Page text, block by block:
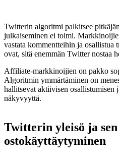
Twitterin algoritmi palkitsee
julkaiseminen ei toimi.
vastata kommentteihin ja
ovat, sitä enemmän Twitter nostaa
Affiliate-markkinoijien on pakko
Algoritmin ymmärtäminen on
hallitsevat aktiivisen osallistumisen
näkyvyyttä.
Twitterin yleisö ja sen
ostokäyttäytyminen